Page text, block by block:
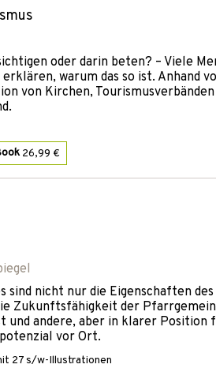
oder darin beten? – Viele
warum das so ist. Anhand
von Kirchen,
26,99 €
nicht nur die Eigenschaften
Zukunftsfähigkeit der
und andere, aber in klarer
vor Ort.
27 s/w-Illustrationen